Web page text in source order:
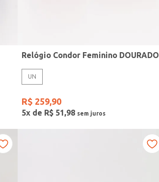
Relógio Condor Feminino DOURADO
UN
R$ 259,90
5x de R$ 51,98